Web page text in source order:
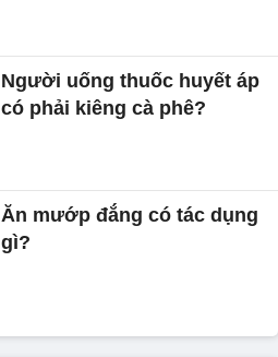
Người uống thuốc huyết áp
có phải kiêng cà phê?
Ăn mướp đắng có tác dụng
gì?